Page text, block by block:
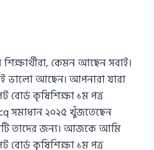
কেমন আছেন সবাই।
ভালো আছেন। আপনারা যারা
বোর্ড কৃষিশিক্ষা ১ম পত্র
সমাধান ২০২৫ খুঁজতেছেন
তাদের জন্য। আজকে আমি
বোর্ড কৃষিশিক্ষা ১ম পত্র